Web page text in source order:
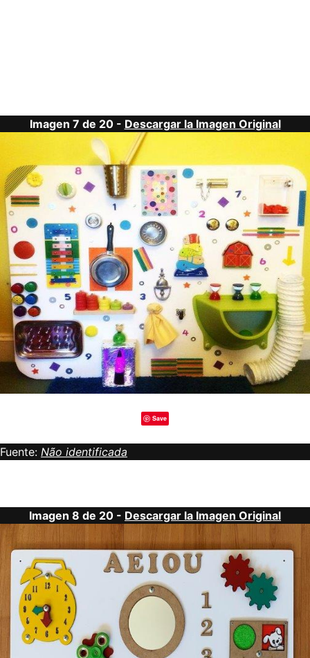
Imagen 7 de 20 - Descargar la Imagen Original
Save
Fuente: Não identificada
Imagen 8 de 20 - Descargar la Imagen Original